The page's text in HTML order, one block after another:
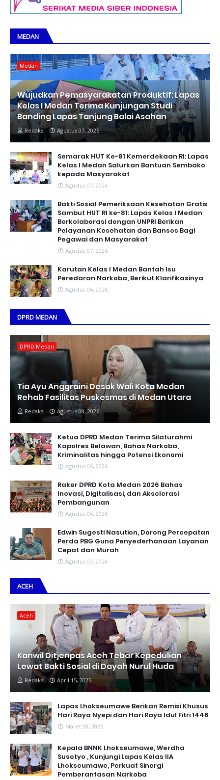
MEDAN
Medan
Wujudkan Pemasyarakatan Produktif: Lapas
Kelas I Medan Terima Kunjungan Studi
Banding Lapas Tanjung Balai Asahan
Redaksi Agustus 07, 2026
Semarak HUT Ke-81 Kemerdekaan RI: Lapas
Kelas I Medan Salurkan Bantuan Sembako
kepada Masyarakat
Agustus 07, 2026
Bakti Sosial Pemeriksaan Kesehatan Gratis
Sambut HUT RI ke-81: Lapas Kelas I Medan
Berkolaborasi dengan UNPRI Berikan
Pelayanan Kesehatan dan Bansos Bagi
Pegawai dan Masyarakat
Agustus 07, 2026
Karutan Kelas I Medan Bantah Isu
Peredaran Narkoba, Berikut Klarifikasinya
Agustus 06, 2026
DPRD MEDAN
DPRD Medan
Tia Ayu Anggraini Desak Wali Kota Medan
Rehab Fasilitas Puskesmas di Medan Utara
Redaksi Agustus 08, 2026
Ketua DPRD Medan Terima Silaturahmi
Kapolres Belawan, Bahas Narkoba,
Kriminalitas hingga Potensi Ekonomi
Agustus 06, 2026
Raker DPRD Kota Medan 2026 Bahas
Inovasi, Digitalisasi, dan Akselerasi
Pembangunan
Agustus 04, 2026
Edwin Sugesti Nasution, Dorong Percepatan
Perda PBG Guna Penyederhanaan Layanan
Cepat dan Murah
Agustus 03, 2026
ACEH
Aceh
Kanwil Ditjenpas Aceh Tebar Kepedulian
Lewat Bakti Sosial di Dayah Nurul Huda
Redaksi April 15, 2025
Lapas Lhokseumawe Berikan Remisi Khusus
Hari Raya Nyepi dan Hari Raya Idul Fitri 1446
Maret 28, 2025
Kepala BNNK Lhokseumawe, Werdha
Susetyo , Kunjungi Lapas Kelas IIA
Lhokseumawe, Perkuat Sinergi
Pemberantasan Narkoba